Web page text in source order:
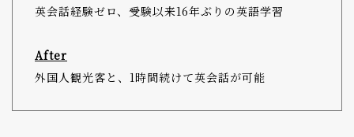
英会話経験ゼロ、受験以来16年ぶりの英語学習
After
外国人観光客と、1時間続けて英会話が可能